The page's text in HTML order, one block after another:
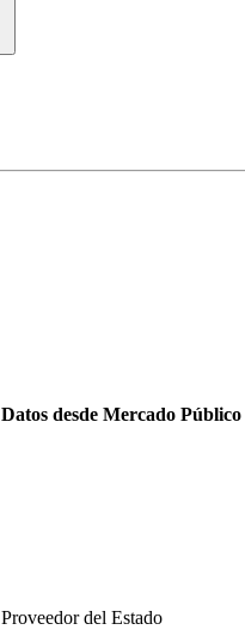
Datos desde Mercado Público
Proveedor del Estado